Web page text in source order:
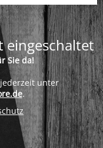
eingeschaltet
Sie da!
unter
.